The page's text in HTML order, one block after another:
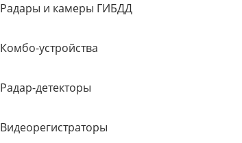
Радары и камеры ГИБДД
Комбо-устройства
Радар-детекторы
Видеорегистраторы